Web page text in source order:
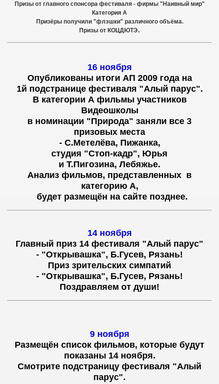
Призы от главного спонсора фестиваля - фирмы "Наивный мир"
Категория А
Призёры получили "флэшки" различного объёма.
Призы от КОЦДЮТЭ.
16 ноября
Опубликованы итоги АП 2009 года на
1й подстранице фестиваля "Алый парус".
В категории А фильмы участников
Видеошколы
в номинации "Природа" заняли все 3
призовых места
- С.Метелёва, Пижанка,
студия "Стоп-кадр", Юрья
и Т.Пигозина, Лебяжье.
Анализ фильмов, представленных в
категорию А,
будет размещён на сайте позднее.
14 ноября
Главный приз 14 фестиваля "Алый парус"
- "Открывашка", Б.Гусев, Рязань!
Приз зрительских симпатий
- "Открывашка", Б.Гусев, Рязань!
Поздравляем от души!
9 ноября
Размещён список фильмов, которые будут
показаны 14 ноября.
Смотрите подстраницу фестиваля "Алый
парус".